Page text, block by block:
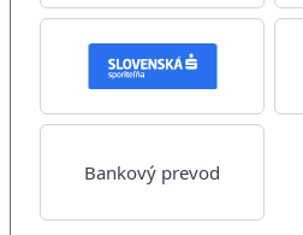
Bankový prevod